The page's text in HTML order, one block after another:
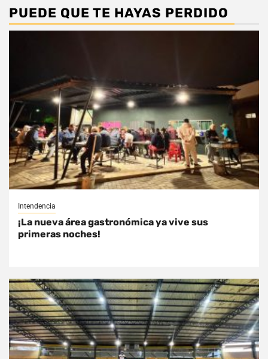
PUEDE QUE TE HAYAS PERDIDO
Intendencia
¡La nueva área gastronómica ya vive sus
primeras noches!